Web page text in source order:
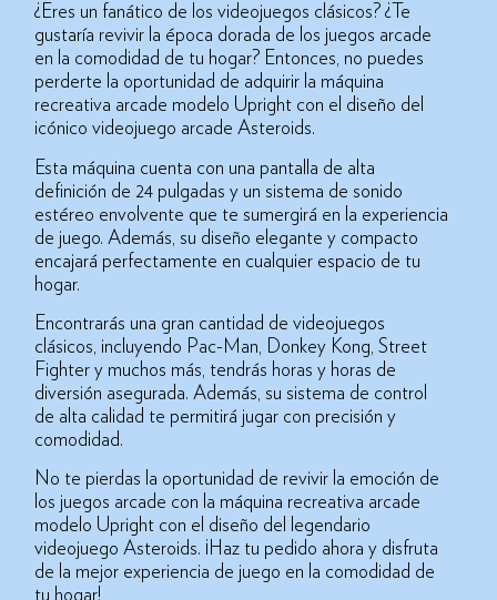
¿Eres un fanático de los videojuegos clásicos? ¿Te
gustaría revivir la época dorada de los juegos arcade
en la comodidad de tu hogar? Entonces, no puedes
perderte la oportunidad de adquirir la máquina
recreativa arcade modelo Upright con el diseño del
icónico videojuego arcade Asteroids.
Esta máquina cuenta con una pantalla de alta
definición de 24 pulgadas y un sistema de sonido
estéreo envolvente que te sumergirá en la experiencia
de juego. Además, su diseño elegante y compacto
encajará perfectamente en cualquier espacio de tu
hogar.
Encontrarás una gran cantidad de videojuegos
clásicos, incluyendo Pac-Man, Donkey Kong, Street
Fighter y muchos más, tendrás horas y horas de
diversión asegurada. Además, su sistema de control
de alta calidad te permitirá jugar con precisión y
comodidad.
No te pierdas la oportunidad de revivir la emoción de
los juegos arcade con la máquina recreativa arcade
modelo Upright con el diseño del legendario
videojuego Asteroids. ¡Haz tu pedido ahora y disfruta
de la mejor experiencia de juego en la comodidad de
tu hogar!